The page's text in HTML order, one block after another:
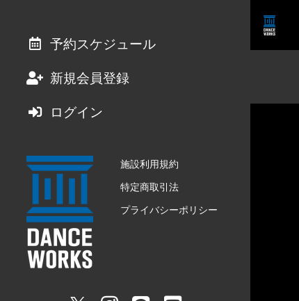
予約スケジュール
新規会員登録
ログイン
施設利用規約
特定商取引法
プライバシーポリシー